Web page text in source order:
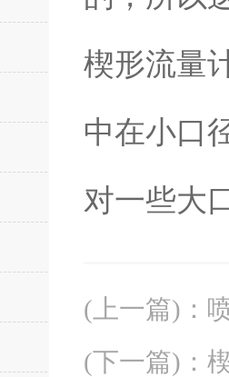
楔形流量
中在小口
对一些大
(上一篇) ：
(下一篇) ：